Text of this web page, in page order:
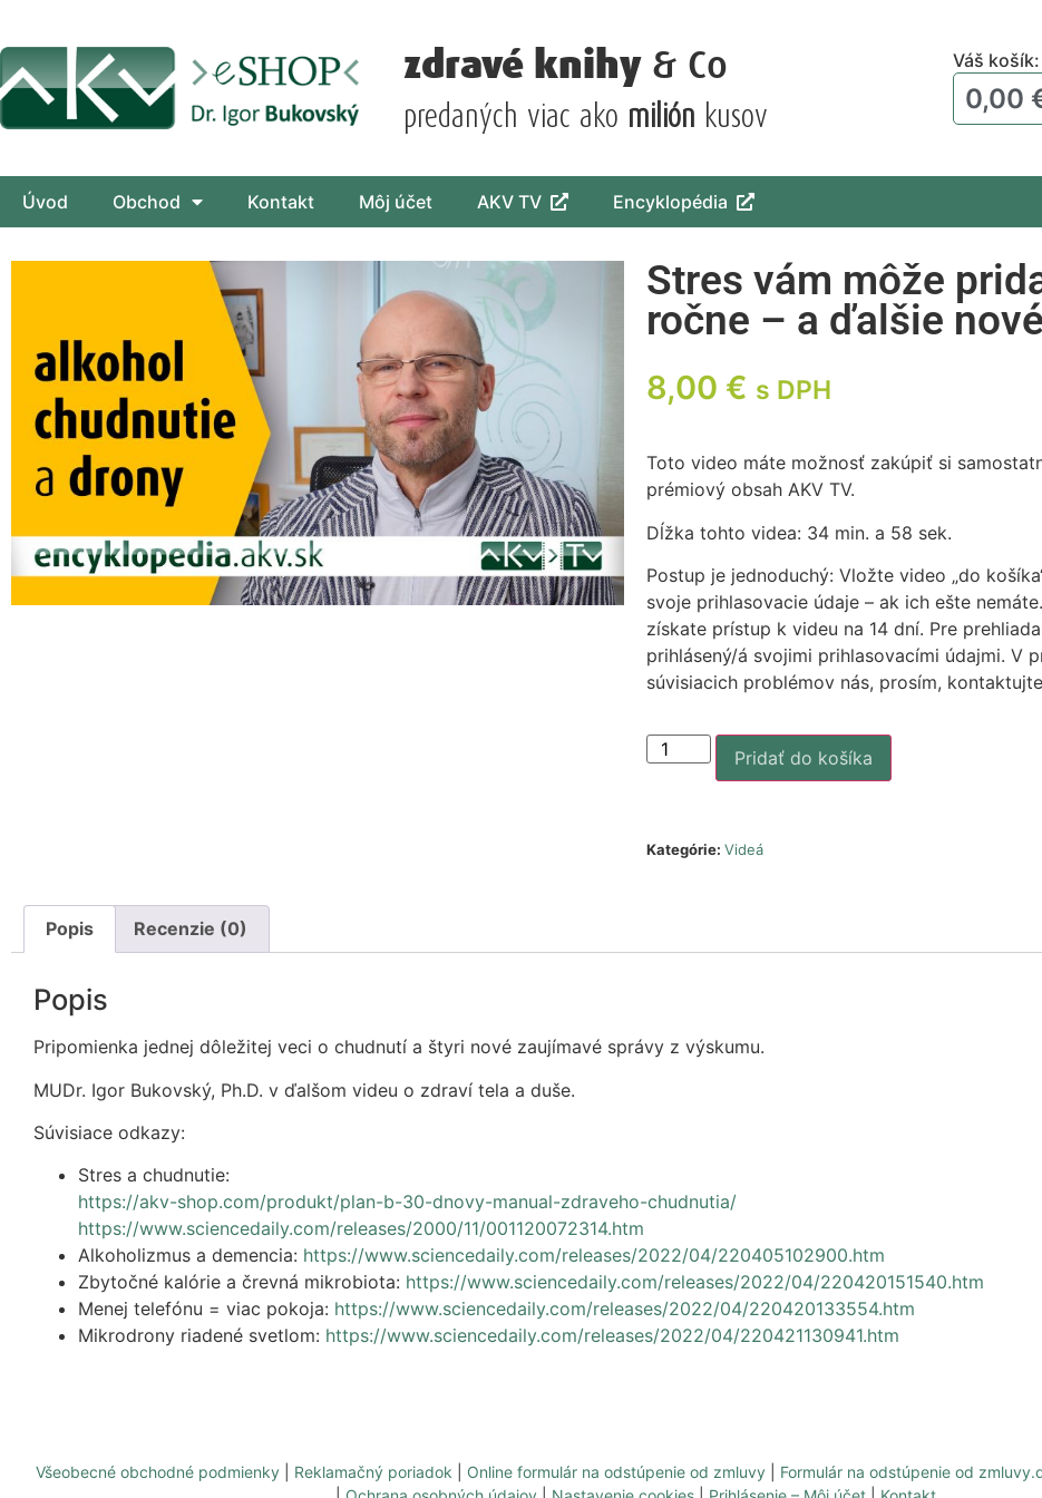
zdravé knihy& Co
predaných viac ako milión kusov
Váš košík:
0,00
Úvod Obchod Kontakt Môj účet AKV TV Encyklopédia
Stres vám môže
ročne – a ďalšie
8,00 € s DPH
Toto video máte možnosť zakúpiť si
prémiový obsah AKV TV.
Dĺžka tohto videa: 34 min. a 58 sek.
Postup je jednoduchý: Vložte video „do
svoje prihlasovacie údaje – ak ich ešte
získate prístup k videu na 14 dní. Pre
prihlásený/á svojimi prihlasovacími údajmi. V
súvisiacich problémov nás, prosím,
Pridať do košíka
Kategórie: Videá
Popis Recenzie (0)
Popis
Pripomienka jednej dôležitej veci o chudnutí a štyri nové zaujímavé správy z výskumu.
MUDr. Igor Bukovský, Ph.D. v ďalšom videu o zdraví tela a duše.
Súvisiace odkazy:
Stres a chudnutie:
https://akv-shop.com/produkt/plan-b-30-dnovy-manual-zdraveho-chudnutia/
https://www.sciencedaily.com/releases/2000/11/001120072314.htm
Alkoholizmus a demencia: https://www.sciencedaily.com/releases/2022/04/220405102900.htm
Zbytočné kalórie a črevná mikrobiota: https://www.sciencedaily.com/releases/2022/04/220420151540.htm
Menej telefónu = viac pokoja: https://www.sciencedaily.com/releases/2022/04/220420133554.htm
Mikrodrony riadené svetlom: https://www.sciencedaily.com/releases/2022/04/220421130941.htm
Všeobecné obchodné podmienky| Reklamačný poriadok Online formulár na odstúpenie od zmluvy| Formulár na odstúpenie od